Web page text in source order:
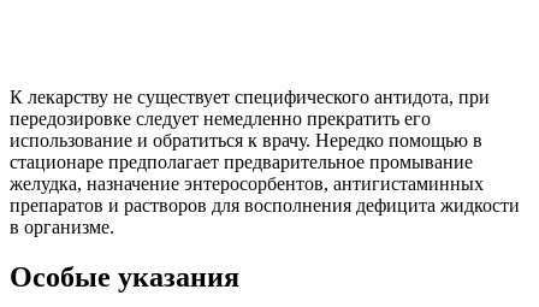
К лекарству не существует специфического антидота, при
передозировке следует немедленно прекратить его
использование и обратиться к врачу. Нередко помощью в
стационаре предполагает предварительное промывание
желудка, назначение энтеросорбентов, антигистаминных
препаратов и растворов для восполнения дефицита жидкости
в организме.
Особые указания